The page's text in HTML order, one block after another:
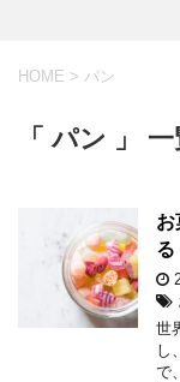
HOME > パン
「 パン 」
お
る
世
し
で